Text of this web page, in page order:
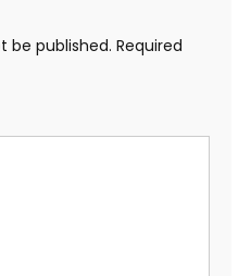
be published. Required